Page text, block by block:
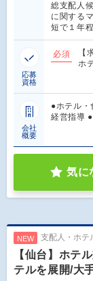
総支配人
に関する
短で１年
応募
資格
必須
【
ホ
会社
概要
●ホテル・
経営指導
気に
NEW 支配人・ホテ
【仙台】ホテ
テルを展開/大